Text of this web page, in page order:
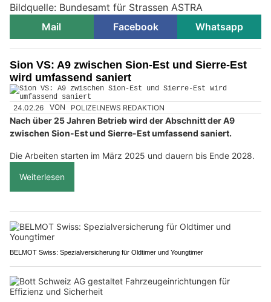
Bildquelle: Bundesamt für Strassen ASTRA
Mail
Facebook Whatsapp
Sion VS: A9 zwischen Sion-Est und Sierre-Est
wird umfassend saniert
24.02.26 VON POLIZEI.NEWS REDAKTION
Nach über 25 Jahren Betrieb wird der Abschnitt der A9
zwischen Sion-Est und Sierre-Est umfassend saniert.
Die Arbeiten starten im März 2025 und dauern bis Ende 2028.
Weiterlesen
BELMOT Swiss: Spezialversicherung für Oldtimer und Youngtimer